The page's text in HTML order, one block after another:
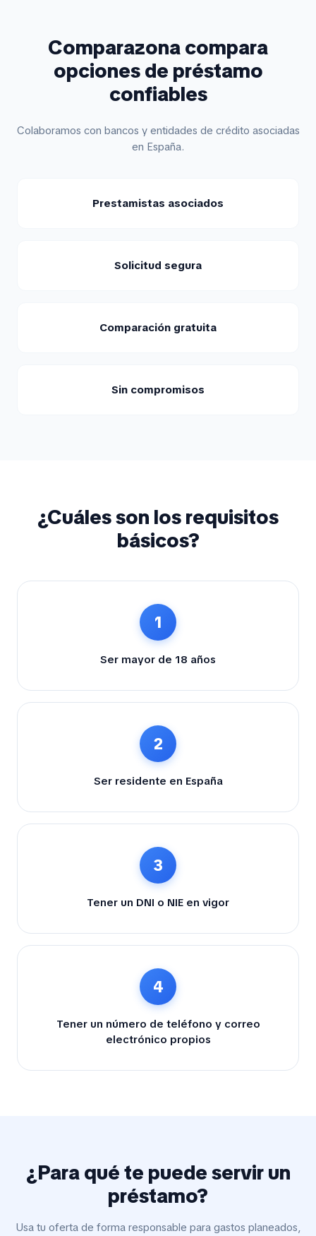
Comparazona compara
opciones de préstamo
confiables
Colaboramos con bancos y entidades de crédito asociadas
en España.
Prestamistas asociados
Solicitud segura
Comparación gratuita
Sin compromisos
¿Cuáles son los requisitos
básicos?
1
Ser mayor de 18 años
2
Ser residente en España
3
Tener un DNI o NIE en vigor
4
Tener un número de teléfono y correo
electrónico propios
¿Para qué te puede servir un
préstamo?
Usa tu oferta de forma responsable para gastos planeados,